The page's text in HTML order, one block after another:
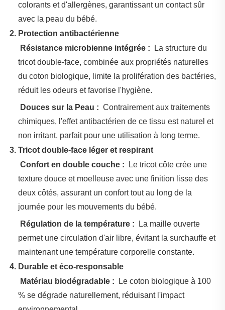
colorants et d'allergènes, garantissant un contact sûr
avec la peau du bébé.
2. Protection antibactérienne
Résistance microbienne intégrée :
‌ La structure du
tricot double-face, combinée aux propriétés naturelles
du coton biologique, limite la prolifération des bactéries,
réduit les odeurs et favorise l'hygiène.
Douces sur la Peau : ‌ Contrairement aux traitements
chimiques, l'effet antibactérien de ce tissu est naturel et
non irritant, parfait pour une utilisation à long terme.
3. Tricot double-face léger et respirant
Confort en double couche :
‌ Le tricot côte crée une
texture douce et moelleuse avec une finition lisse des
deux côtés, assurant un confort tout au long de la
journée pour les mouvements du bébé.
Régulation de la température :
‌ La maille ouverte
permet une circulation d'air libre, évitant la surchauffe et
maintenant une température corporelle constante.
4. Durable et éco-responsable
Matériau biodégradable :
‌ Le coton biologique à 100
% se dégrade naturellement, réduisant l'impact